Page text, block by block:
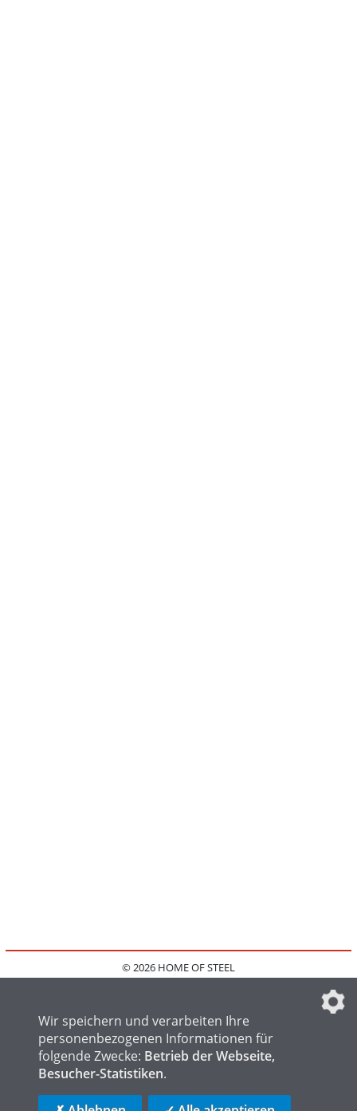
© 2026 HOME OF STEEL
IMPRESSUM
FAQ
DATENSCHUTZEINSTELLUNGEN
HOME OF LOGISTICS
Wir speichern und verarbeiten Ihre
personenbezogenen Informationen für
folgende Zwecke: Betrieb der Webseite,
Besucher-Statistiken.